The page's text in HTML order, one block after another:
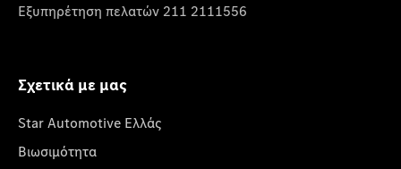
Εξυπηρέτηση πελατών 211 2111556
Σχετικά με μας
Star Automotive Ελλάς
Βιωσιμότητα